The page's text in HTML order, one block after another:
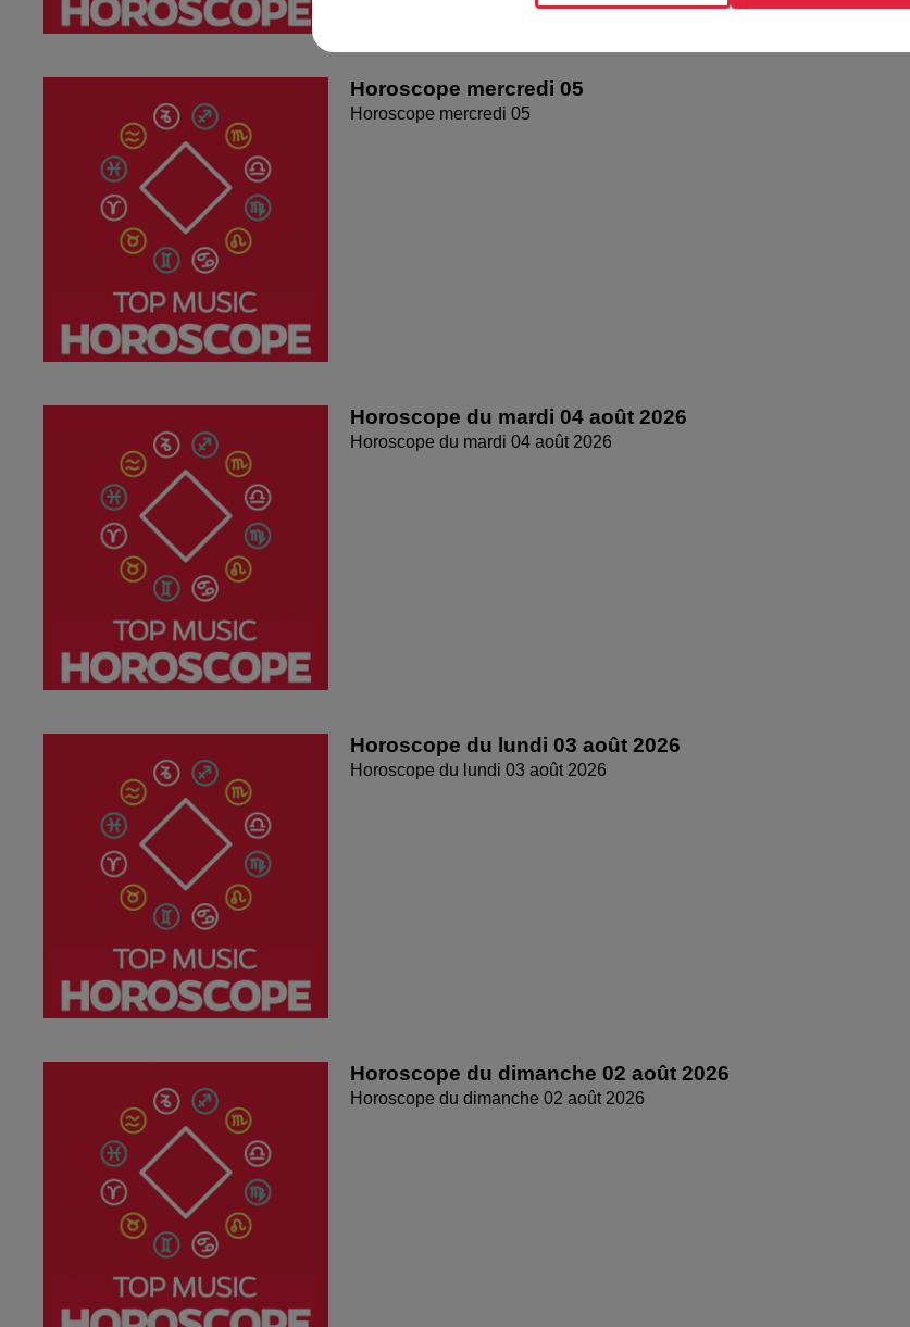
Horoscope mercredi 05
Horoscope mercredi 05
Horoscope du mardi 04 août 2026
Horoscope du mardi 04 août 2026
Horoscope du lundi 03 août 2026
Horoscope du lundi 03 août 2026
Horoscope du dimanche 02 août 2026
Horoscope du dimanche 02 août 2026